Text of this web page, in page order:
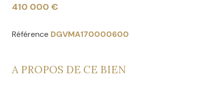
410 000 €
Référence DGVMA170000600
A PROPOS DE CE BIEN